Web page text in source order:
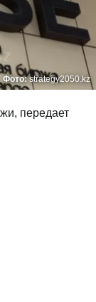
Фото:strategy2050.kz
передает